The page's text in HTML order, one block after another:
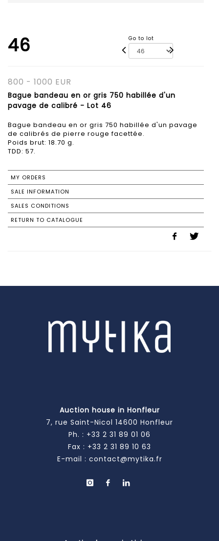
46 Go to lot
800 - 1000 EUR
Bague bandeau en or gris 750 habillée d'un
pavage de calibré - Lot 46
Bague bandeau en or gris 750 habillée d'un pavage
de calibrés de pierre rouge facettée.
Poids brut: 18.70 g.
TDD: 57.
MY ORDERS
SALE INFORMATION
SALES CONDITIONS
RETURN TO CATALOGUE
Auction house in Honfleur
7, rue Saint-Nicol 14600 Honfleur
Ph. : +33 2 31 89 01 06
Fax : +33 2 31 89 10 63
E-mail : contact@mytika.fr